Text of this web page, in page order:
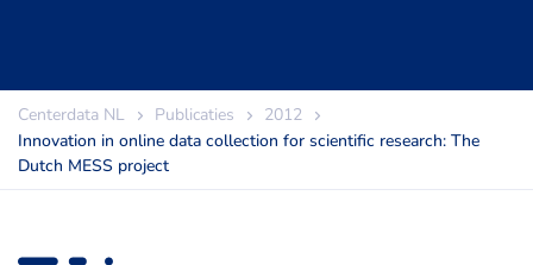
Centerdata NL Publicaties
2012
Innovation in online data collection for scientific research: The
Dutch MESS project